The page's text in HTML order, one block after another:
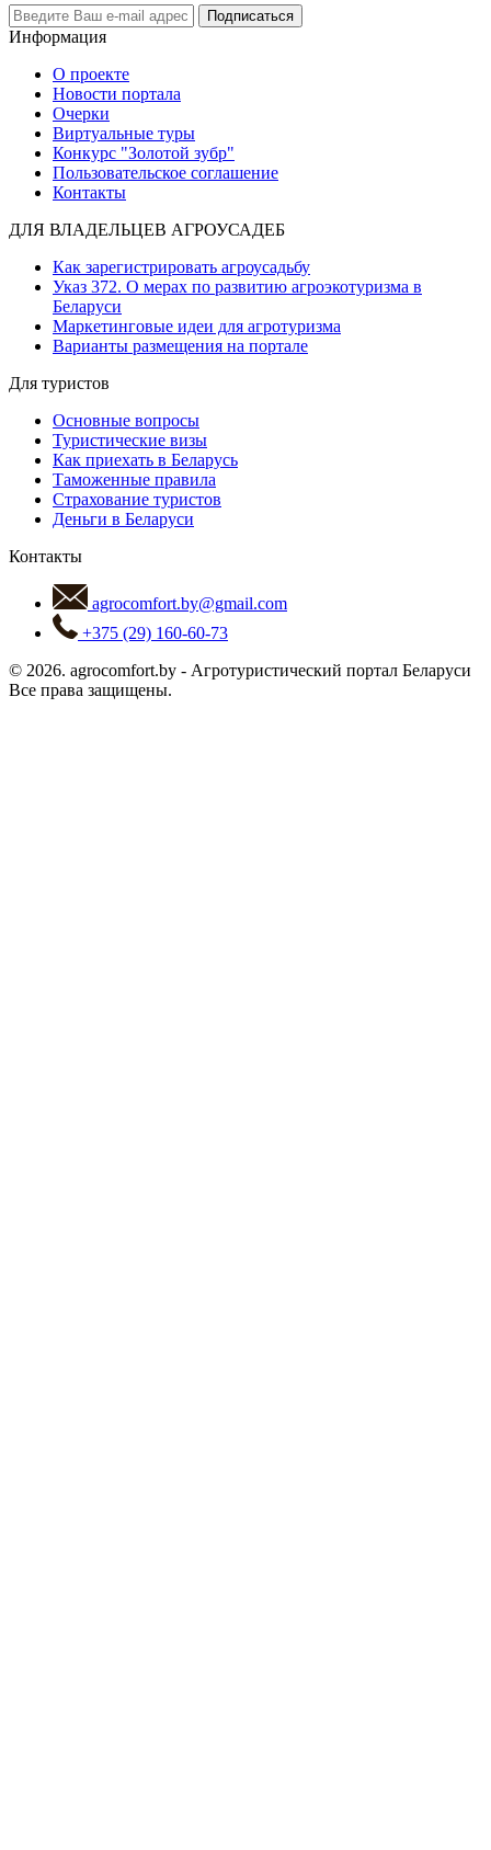
Подписаться
Информация
О проекте
Новости портала
Очерки
Виртуальные туры
Конкурс "Золотой зубр"
Пользовательское соглашение
Контакты
ДЛЯ ВЛАДЕЛЬЦЕВ АГРОУСАДЕБ
Как зарегистрировать агроусадьбу
Указ 372. О мерах по развитию агроэкотуризма в
Беларуси
Маркетинговые идеи для агротуризма
Варианты размещения на портале
Для туристов
Основные вопросы
Туристические визы
Как приехать в Беларусь
Таможенные правила
Страхование туристов
Деньги в Беларуси
Контакты
agrocomfort.by@gmail.com
+375 (29) 160-60-73
© 2026. agrocomfort.by - Агротуристический портал Беларуси
Все права защищены.